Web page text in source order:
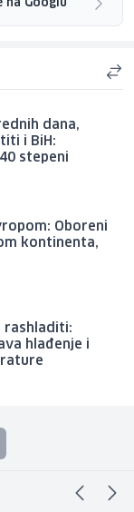
na Googlu
dana,
i BiH:
stepeni
Oboreni
kontinenta,
rashladiti:
hlađenje i